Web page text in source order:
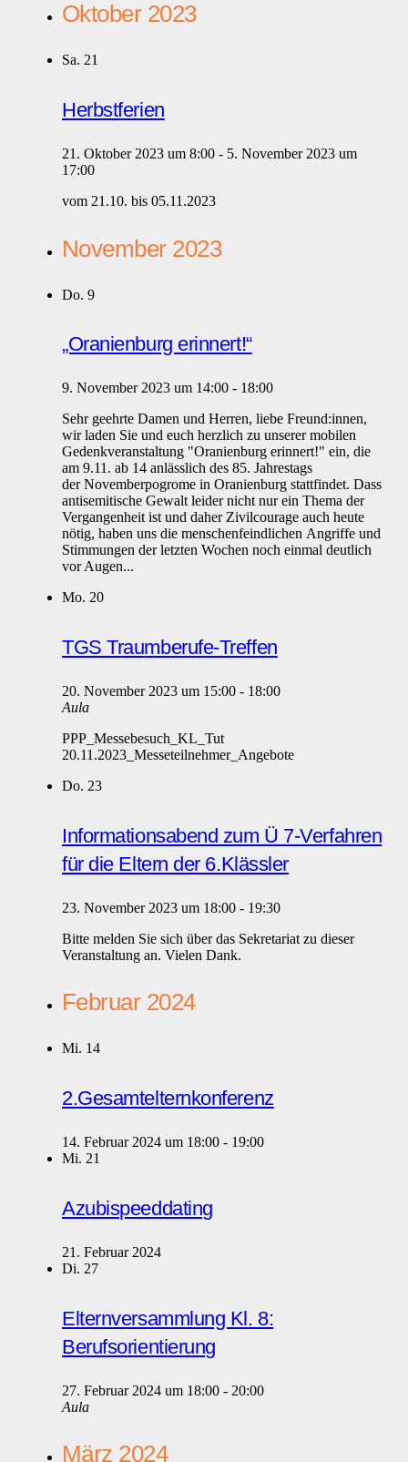
Oktober 2023
Sa. 21
Herbstferien
21. Oktober 2023 um 8:00 - 5. November 2023 um
17:00
vom 21.10. bis 05.11.2023
November 2023
Do. 9
„Oranienburg erinnert!“
9. November 2023 um 14:00 - 18:00
Sehr geehrte Damen und Herren, liebe Freund:innen,
wir laden Sie und euch herzlich zu unserer mobilen
Gedenkveranstaltung "Oranienburg erinnert!" ein, die
am 9.11. ab 14 anlässlich des 85. Jahrestags
der Novemberpogrome in Oranienburg stattfindet. Dass
antisemitische Gewalt leider nicht nur ein Thema der
Vergangenheit ist und daher Zivilcourage auch heute
nötig, haben uns die menschenfeindlichen Angriffe und
Stimmungen der letzten Wochen noch einmal deutlich
vor Augen...
Mo. 20
TGS Traumberufe-Treffen
20. November 2023 um 15:00 - 18:00
Aula
PPP_Messebesuch_KL_Tut
20.11.2023_Messeteilnehmer_Angebote
Do. 23
Informationsabend zum Ü 7-Verfahren
für die Eltern der 6.Klässler
23. November 2023 um 18:00 - 19:30
Bitte melden Sie sich über das Sekretariat zu dieser
Veranstaltung an. Vielen Dank.
Februar 2024
Mi. 14
2.Gesamtelternkonferenz
14. Februar 2024 um 18:00 - 19:00
Mi. 21
Azubispeeddating
21. Februar 2024
Di. 27
Elternversammlung Kl. 8:
Berufsorientierung
27. Februar 2024 um 18:00 - 20:00
Aula
März 2024